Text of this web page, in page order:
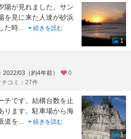
陽が見れました。サン
を見に来た人達が砂浜
た時...
続きを読む
1
2022/03（約4年前）
0
チコミ：27件
チです。結構台数を止
ります。駐車場から海
道を...
続きを読む
1